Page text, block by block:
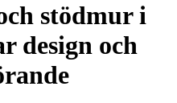
stödmur i
design och